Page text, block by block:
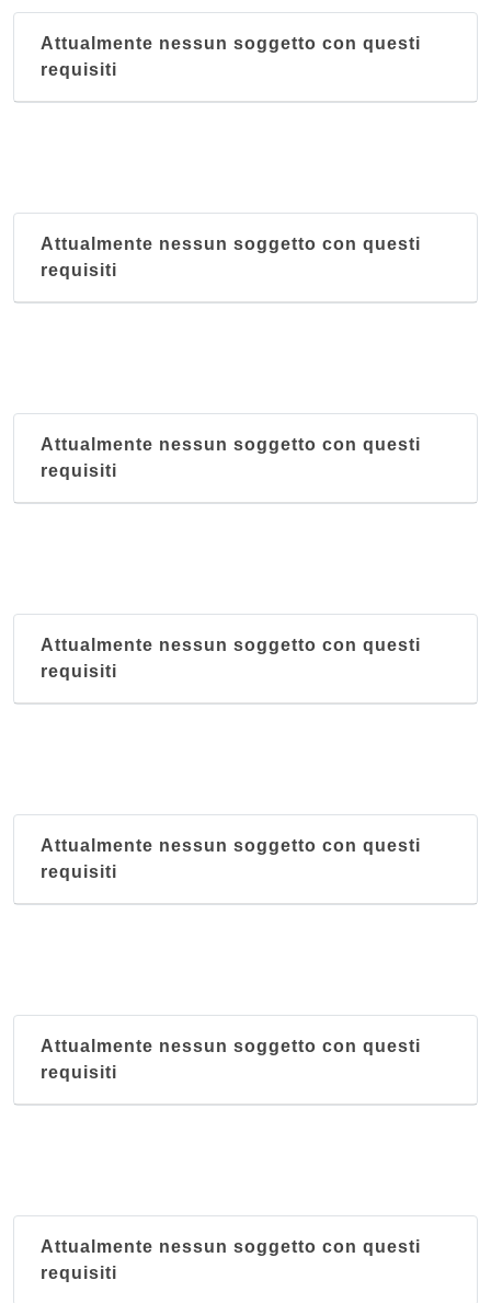
Attualmente nessun soggetto con questi
requisiti
Attualmente nessun soggetto con questi
requisiti
Attualmente nessun soggetto con questi
requisiti
Attualmente nessun soggetto con questi
requisiti
Attualmente nessun soggetto con questi
requisiti
Attualmente nessun soggetto con questi
requisiti
Attualmente nessun soggetto con questi
requisiti